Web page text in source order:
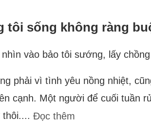
tôi sống không ràng
vào bảo tôi sướng, lấy
phải vì tình yêu nồng nhiệt,
cạnh. Một người để cuối tuần
thôi....Đọc thêm